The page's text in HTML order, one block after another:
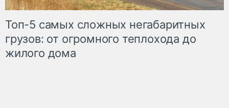
Топ-5 самых сложных негабаритных
грузов: от огромного теплохода до
жилого дома